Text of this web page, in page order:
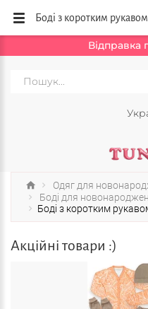
Відправка
Одяг для
Боді для
Боді з коротким
Акційні товари :)